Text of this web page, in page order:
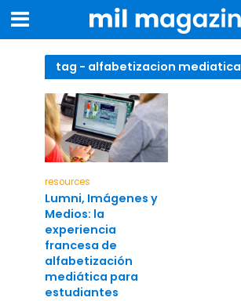
tag - alfabetizacion mediatica
resources
Lumni, Imágenes y
Medios: la
experiencia
francesa de
alfabetización
mediática para
estudiantes